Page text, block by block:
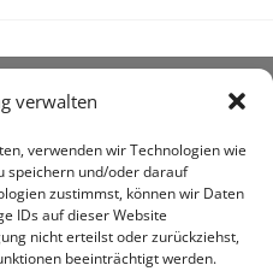
verwalten
verwenden wir Technologien wie
speichern und/oder darauf
zustimmst, können wir Daten
IDs auf dieser Website
nicht erteilst oder zurückziehst,
beeinträchtigt werden.